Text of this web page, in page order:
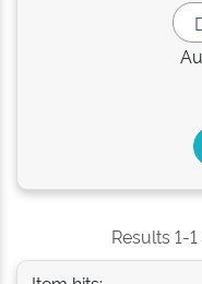
Results 1-